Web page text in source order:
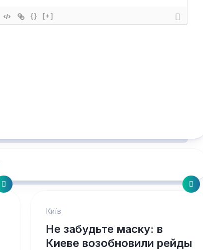
{} [+]
Київ
Не забудьте маску: в
Киеве возобновили рейды